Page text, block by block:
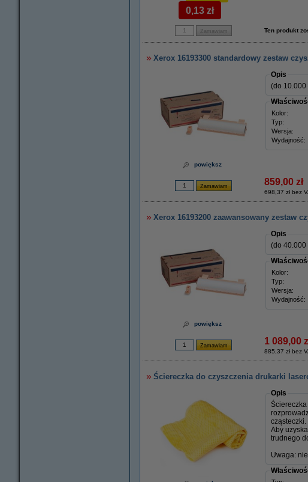
0,13 zł
Ten produkt
Xerox 16193300 standardowy zestaw
powiększ
Opis
(do 10.000
Kolor:
Typ:
Wersja:
Wydajność:
859,00 zł
698,37 zł bez
Xerox 16193200 zaawansowany zestaw
powiększ
Opis
(do 40.000
Kolor:
Typ:
Wersja:
Wydajność:
1 089,00
885,37 zł bez
Ściereczka do czyszczenia drukarki
Opis
Aby
trudnego
Uwaga: